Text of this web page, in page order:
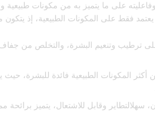
على ما يتميز به من مكونات
فقط على المكونات الطبيعية، إذ يتكون
ترطيب وتنعيم البشرة، والتخلص من جفاف
المكونات الطبيعية فائدة للبشرة، حيث
سهلالتطاير وقابل للاشتعال، يتميز